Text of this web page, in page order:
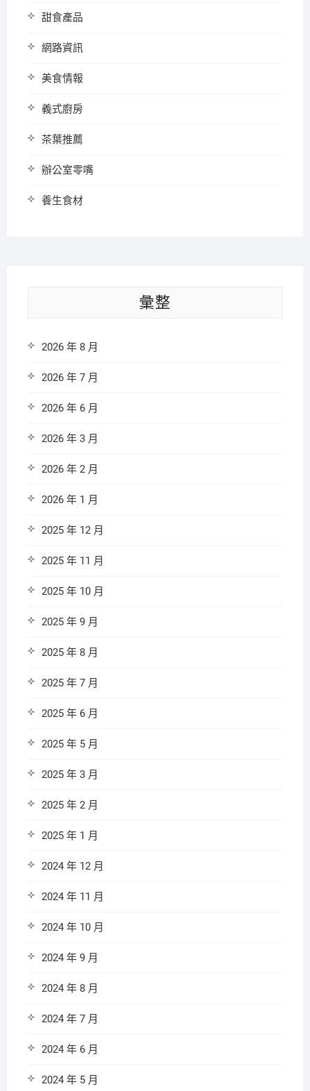
甜食產品
網路資訊
美食情報
義式廚房
茶葉推薦
辦公室零嘴
養生食材
彙整
2026 年 8 月
2026 年 7 月
2026 年 6 月
2026 年 3 月
2026 年 2 月
2026 年 1 月
2025 年 12 月
2025 年 11 月
2025 年 10 月
2025 年 9 月
2025 年 8 月
2025 年 7 月
2025 年 6 月
2025 年 5 月
2025 年 3 月
2025 年 2 月
2025 年 1 月
2024 年 12 月
2024 年 11 月
2024 年 10 月
2024 年 9 月
2024 年 8 月
2024 年 7 月
2024 年 6 月
2024 年 5 月